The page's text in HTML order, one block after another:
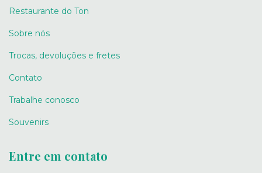
Restaurante do Ton
Sobre nós
Trocas, devoluções e fretes
Contato
Trabalhe conosco
Souvenirs
Entre em contato